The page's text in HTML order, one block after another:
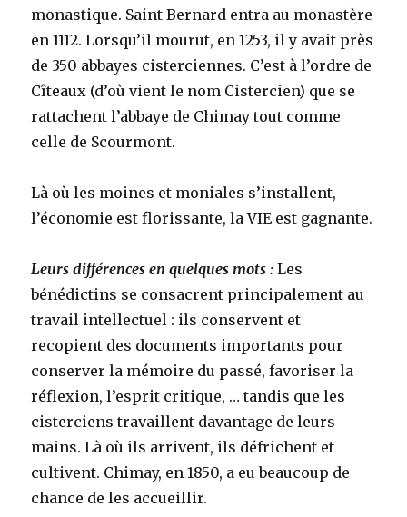
monastique. Saint Bernard entra au monastère
en 1112. Lorsqu’il mourut, en 1253, il y avait près
de 350 abbayes cisterciennes. C’est à l’ordre de
Cîteaux (d’où vient le nom Cistercien) que se
rattachent l’abbaye de Chimay tout comme
celle de Scourmont.
Là où les moines et moniales s’installent,
l’économie est florissante, la VIE est gagnante.
Leurs différences en quelques mots :Les
bénédictins se consacrent principalement au
travail intellectuel : ils conservent et
recopient des documents importants pour
conserver la mémoire du passé, favoriser la
réflexion, l’esprit critique, … tandis que les
cisterciens travaillent davantage de leurs
mains. Là où ils arrivent, ils défrichent et
cultivent. Chimay, en 1850, a eu beaucoup de
chance de les accueillir.